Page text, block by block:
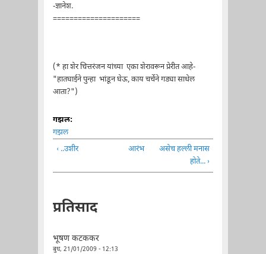
-ज्ञानेश.
=====================
(* हा शेर चित्तरंजन यांच्या एका शेरावरून प्रेरीत आहे-
"हातघाईने पुन्हा भांडून घेऊ, काय चर्चेने गड्या साधेल
आता?")
गझल:
गझल
‹ ..उशीर
आरंभ
असेच हल्ली मनास
होते... ›
प्रतिसाद
भूषण कटककर
बुध, 21/01/2009 - 12:13